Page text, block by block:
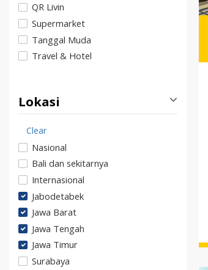
QR Livin
Supermarket
Tanggal Muda
Travel & Hotel
Lokasi
Clear
Nasional
Bali dan sekitarnya
Internasional
Jabodetabek
Jawa Barat
Jawa Tengah
Jawa Timur
Surabaya